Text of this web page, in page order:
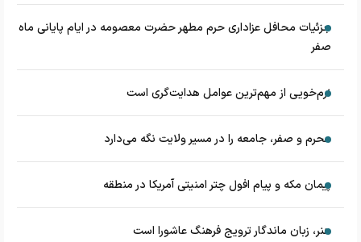
جزئیات محافل عزاداری حرم مطهر حضرت معصومه در ایام پایانی ماه
صفر
نرم‌خویی از مهم‌ترین عوامل هدایت‌گری است
محرم و صفر، جامعه را در مسیر ولایت نگه می‌دارد
پیمان مکه و پیام افول چتر امنیتی آمریکا در منطقه
هنر، زبان ماندگار ترویج فرهنگ عاشورا است